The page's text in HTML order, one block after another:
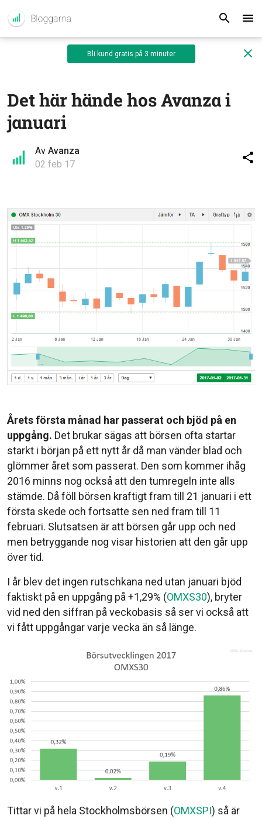
Bli kund gratis på 3 minuter
Det här hände hos Avanza i
januari
Av Avanza
02 feb 17
Årets första månad har passerat och bjöd på en
uppgång. Det brukar sägas att börsen ofta startar
starkt i början på ett nytt år då man vänder blad och
glömmer året som passerat. Den som kommer ihåg
2016 minns nog också att den tumregeln inte alls
stämde. Då föll börsen kraftigt fram till 21 januari i ett
första skede och fortsatte sen ned fram till 11
februari. Slutsatsen är att börsen går upp och ned
men betryggande nog visar historien att den går upp
över tid.
I år blev det ingen rutschkana ned utan januari bjöd
faktiskt på en uppgång på +1,29% (OMXS30), bryter
vid ned den siffran på veckobasis så ser vi också att
vi fått uppgångar varje vecka än så länge.
Tittar vi på hela Stockholmsbörsen (OMXSPI) så är